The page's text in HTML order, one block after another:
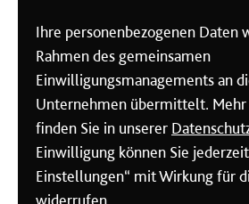
So finden Sie uns
Bitte geben Sie Ihren
das Eingabefeld oder
auf das Ortungssymbol
Ihre personenbezogenen Daten
Rahmen des gemeinsamen
Einwilligungsmanagements an
Unternehmen übermittelt.
finden Sie in unserer
Einwilligung können Sie
Einstellungen“ mit Wirkung für
widerrufen.